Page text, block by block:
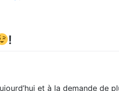
!
et à la demande de